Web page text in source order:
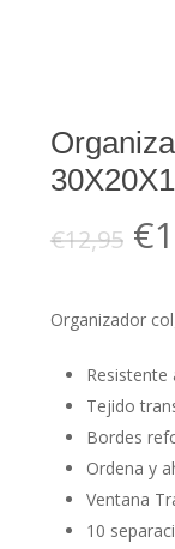
€12,95 El
€
Organizador
Resistente
Tejido
Bordes
Ordena y
Ventana
10